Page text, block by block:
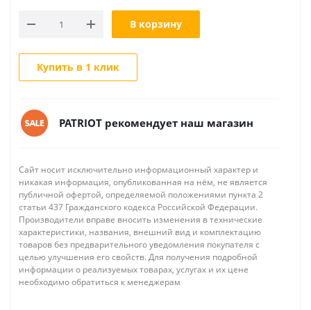
В корзину
Купить в 1 клик
PATRIOT рекомендует наш магазин
Сайт носит исключительно информационный характер и
никакая информация, опубликованная на нём, не является
публичной офертой, определяемой положениями пункта 2
статьи 437 Гражданского кодекса Российской Федерации.
Производители вправе вносить изменения в технические
характеристики, названия, внешний вид и комплектацию
товаров без предварительного уведомления покупателя с
целью улучшения его свойств. Для получения подробной
информации о реализуемых товарах, услугах и их цене
необходимо обратиться к менеджерам